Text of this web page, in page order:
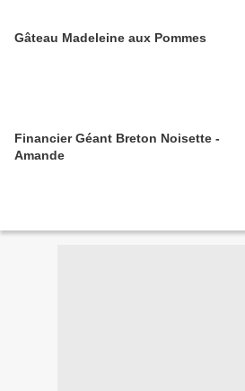
Gâteau Madeleine aux Pommes
Financier Géant Breton Noisette -
Amande